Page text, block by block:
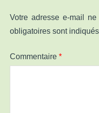
Votre adresse e-mail
obligatoires sont
Commentaire *